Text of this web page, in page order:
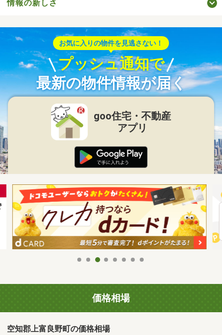
情報の新しさ
お気に入りの物件を見逃さない！
プッシュ通知で
最新の物件情報が届く
goo住宅・不動産
アプリ
価格相場
空知郡上富良野町の価格相場